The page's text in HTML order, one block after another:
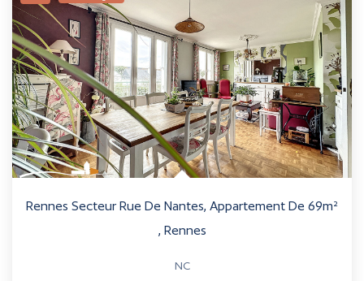
Rennes Secteur Rue De Nantes, Appartement De 69m²
, Rennes
NC